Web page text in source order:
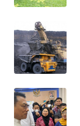
WAHANA
PERSONA
WAHANA
OTOMOTIF
WAHANA
HEALTH